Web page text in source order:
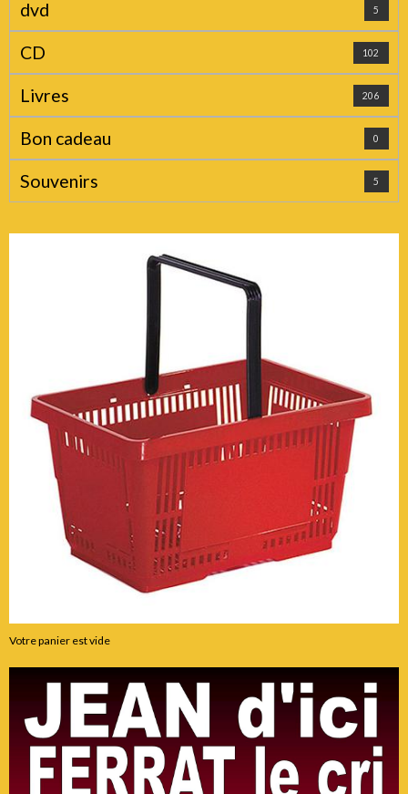
dvd 5
CD 102
Livres 206
Bon cadeau 0
Souvenirs 5
Votre panier est vide